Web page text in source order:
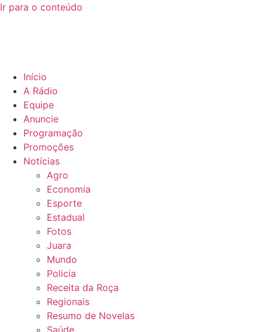
Ir para o conteúdo
Início
A Rádio
Equipe
Anuncie
Programação
Promoções
Notícias
Agro
Economia
Esporte
Estadual
Fotos
Juara
Mundo
Policia
Receita da Roça
Regionais
Resumo de Novelas
Saúde